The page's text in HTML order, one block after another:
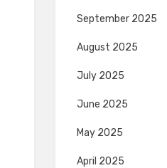
September 2025
August 2025
July 2025
June 2025
May 2025
April 2025